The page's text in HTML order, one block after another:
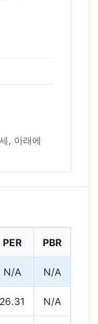
, 아래에
PER PBR
N/A N/A
26.31 N/A